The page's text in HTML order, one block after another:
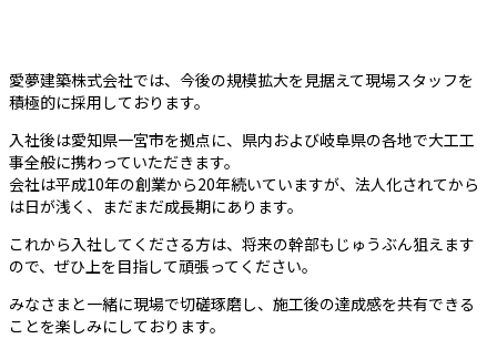
愛夢建築株式会社では、今後の規模拡大を見据えて現場スタッフを
積極的に採用しております。
入社後は愛知県一宮市を拠点に、県内および岐阜県の各地で大工工
事全般に携わっていただきます。
会社は平成10年の創業から20年続いていますが、法人化されてから
は日が浅く、まだまだ成長期にあります。
これから入社してくださる方は、将来の幹部もじゅうぶん狙えます
ので、ぜひ上を目指して頑張ってください。
みなさまと一緒に現場で切磋琢磨し、施工後の達成感を共有できる
ことを楽しみにしております。